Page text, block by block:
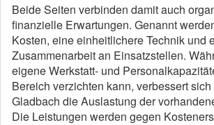
Beide Seiten verbinden damit auch
finanzielle Erwartungen. Genannt
Kosten, eine einheitlichere Technik und
Zusammenarbeit an Einsatzstellen.
eigene Werkstatt- und
Bereich verzichten kann, verbessert
Gladbach die Auslastung der
Die Leistungen werden gegen